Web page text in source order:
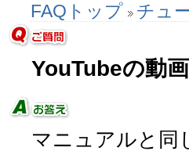
FAQトップ チュ
YouTubeの動
マニュアルと同